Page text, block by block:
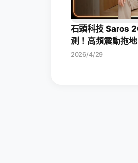
石頭科技 Saros
測！高頻震動拖
艦掃拖機皇一次看
2026/4/29